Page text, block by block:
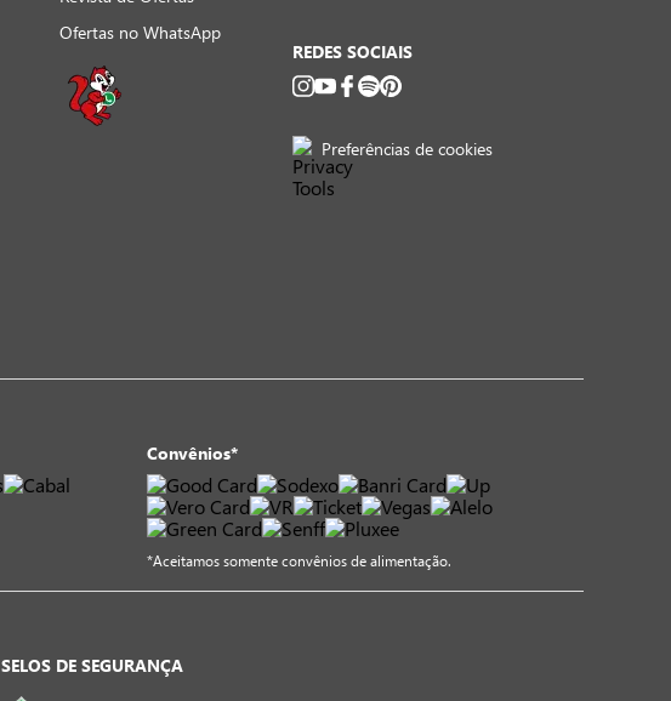
Ofertas no WhatsApp
REDES SOCIAIS
Preferências de cookies
Convênios*
*Aceitamos somente convênios de alimentação.
SELOS DE SEGURANÇA